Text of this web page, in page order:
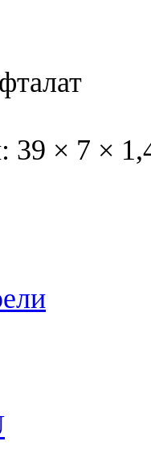
39 × 7 ×